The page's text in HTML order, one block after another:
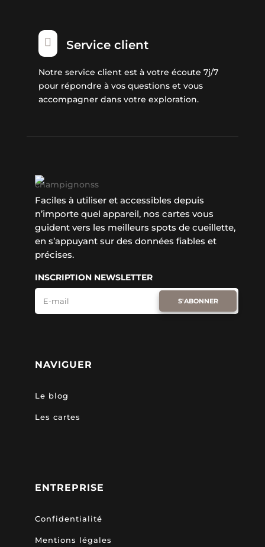
 Service client
Notre service client est à votre écoute 7j/7
pour répondre à vos questions et vous
accompagner dans votre exploration.
Faciles à utiliser et accessibles depuis
n’importe quel appareil, nos cartes vous
guident vers les meilleurs spots de cueillette,
en s’appuyant sur des données fiables et
précises.
INSCRIPTION NEWSLETTER
S'ABONNER
NAVIGUER
Le blog
Les cartes
ENTREPRISE
Confidentialité
Mentions légales